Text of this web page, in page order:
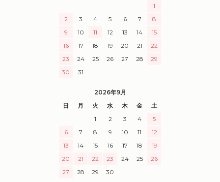
1
2
3 4 5 6 7
8
9
10 11 12 13 14
15
16
17 18 19 20 21
22
23
24 25 26 27 28
29
30
31
2026年9月
日
月 火 水 木 金
土
1
2 3 4
5
6
7 8 9 10 11
12
13
14 15 16 17 18
19
20
21 22 23 24 25
26
27
28 29 30